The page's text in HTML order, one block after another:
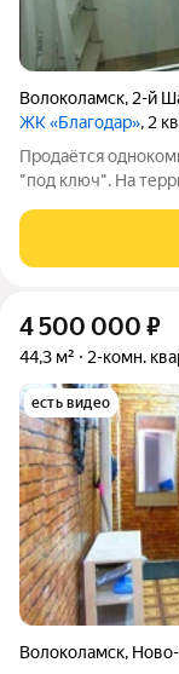
Волоколамск, 2-й
ЖК «Благодар», 2
Продаётся
"под ключ". На
направление
введён в
4 500 000 ₽
44,3 м² 2-комн.
есть видео
Волоколамск,